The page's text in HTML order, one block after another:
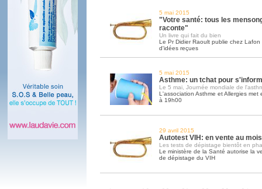
5 mai 2015
"Votre santé: tous les
raconte"
Un livre qui fait du bien
Le Pr Didier Raoult publie chez
d'idées reçues
5 mai 2015
Asthme: un tchat pour
Le 5 mai, Journée mondiale de
L'association Asthme et Allergies
à 19h00
29 avril 2015
Autotest VIH: en vente au
Les tests de dépistage bientôt en
Le ministère de la Santé autorise la
de dépistage du VIH